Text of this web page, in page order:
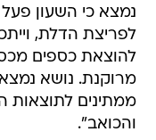
נמצא כי השעון
לפריצת הדלת,
להוצאת כספים
מרוקנת. נושא
ממתינים לתוצאות
והכואב".